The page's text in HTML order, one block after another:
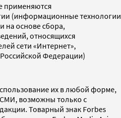
применяются
(информационные технологии
на основе сбора,
относящихся
сети «Интернет»,
Федерации)
их в любой форме,
возможны только с
Товарный знак Forbes